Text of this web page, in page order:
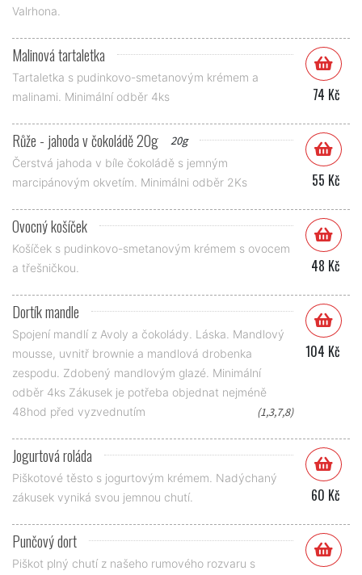
Valrhona.
Malinová tartaletka
Tartaletka s pudinkovo-smetanovým krémem a
malinami. Minimální odběr 4ks
74 Kč
Růže - jahoda v čokoládě 20g 20g
Čerstvá jahoda v bíle čokoládě s jemným
marcipánovým okvetím. Minimálni odběr 2Ks
55 Kč
Ovocný košíček
Košíček s pudinkovo-smetanovým krémem s ovocem
a třešničkou.
48 Kč
Dortík mandle
Spojení mandlí z Avoly a čokolády. Láska. Mandlový
mousse, uvnitř brownie a mandlová drobenka
zespodu. Zdobený mandlovým glazé. Minimální
odběr 4ks Zákusek je potřeba objednat nejméně
48hod před vyzvednutím
(1,3,7,8)
104 Kč
Jogurtová roláda
Piškotové těsto s jogurtovým krémem. Nadýchaný
zákusek vyniká svou jemnou chutí.
60 Kč
Punčový dort
Piškot plný chutí z našeho rumového rozvaru s